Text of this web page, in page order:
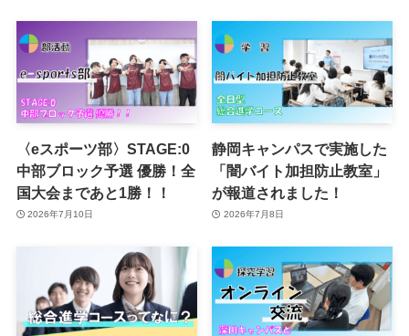
〈eスポーツ部〉STAGE:0
中部ブロック予選 優勝！全
国大会まであと1勝！！
2026年7月10日
静岡キャンパスで実施した
「闇バイト加担防止教室」
が報道されました！
2026年7月8日